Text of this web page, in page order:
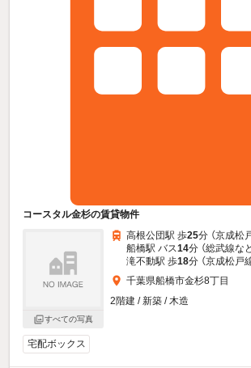
コースタル金杉の賃貸物件
すべての写真
高根公団駅 歩25分 （京成松
船橋駅 バス14分 （総武線な
滝不動駅 歩18分 （京成松戸線
千葉県船橋市金杉8丁目
2階建 / 新築 / 木造
宅配ボックス